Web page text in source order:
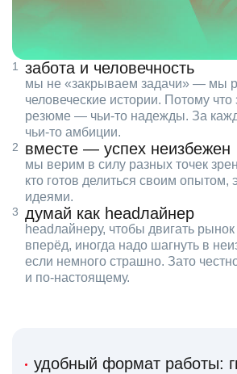
забота и человечность
мы не «закрываем задачи» — мы
человеческие истории. Потому
резюме — чьи‑то надежды. За
чьи‑то амбиции.
вместе — успех неизбежен
мы верим в силу разных точек
кто готов делиться своим опытом,
идеями.
думай как headлайнер
headлайнеру, чтобы двигать
вперёд, иногда надо шагнуть в
если немного страшно. Зато
и по‑настоящему.
удобный формат работы: